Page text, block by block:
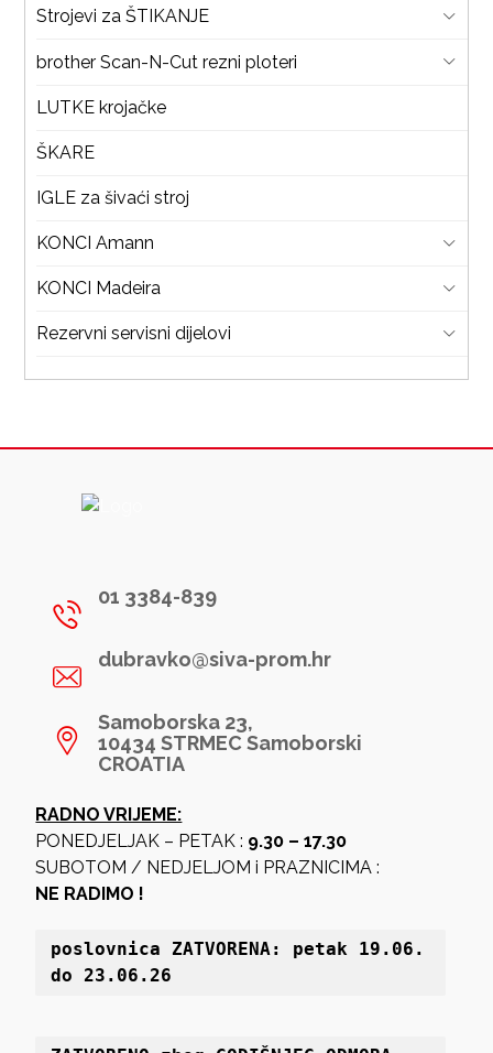
Strojevi za ŠTIKANJE
brother Scan-N-Cut rezni ploteri
LUTKE krojačke
ŠKARE
IGLE za šivaći stroj
KONCI Amann
KONCI Madeira
Rezervni servisni dijelovi
01 3384-839
dubravko@siva-prom.hr
Samoborska 23,
10434 STRMEC Samoborski
CROATIA
RADNO VRIJEME:
PONEDJELJAK – PETAK : 9.30 – 17.30
SUBOTOM / NEDJELJOM i PRAZNICIMA :
NE RADIMO !
poslovnica ZATVORENA: petak 19 .06.
do 23.06.26